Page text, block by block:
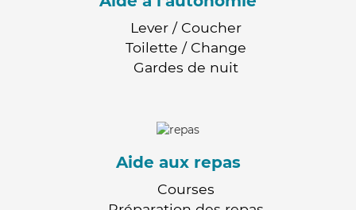
Lever / Coucher
Toilette / Change
Gardes de nuit
Aide aux repas
Courses